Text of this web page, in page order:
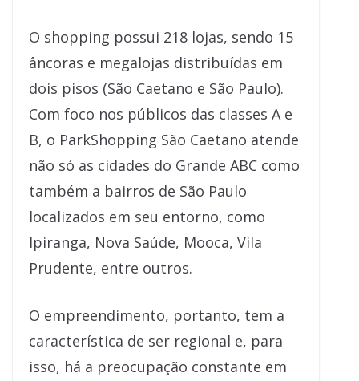
O shopping possui 218 lojas, sendo 15
âncoras e megalojas distribuídas em
dois pisos (São Caetano e São Paulo).
Com foco nos públicos das classes A e
B, o ParkShopping São Caetano atende
não só as cidades do Grande ABC como
também a bairros de São Paulo
localizados em seu entorno, como
Ipiranga, Nova Saúde, Mooca, Vila
Prudente, entre outros.
O empreendimento, portanto, tem a
característica de ser regional e, para
isso, há a preocupação constante em